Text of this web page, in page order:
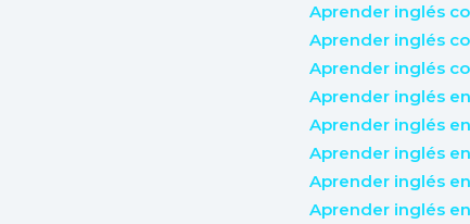
Aprender inglés
Aprender inglés
Aprender inglés
Aprender inglés en
Aprender inglés
Aprender inglés
Aprender inglés
Aprender inglés